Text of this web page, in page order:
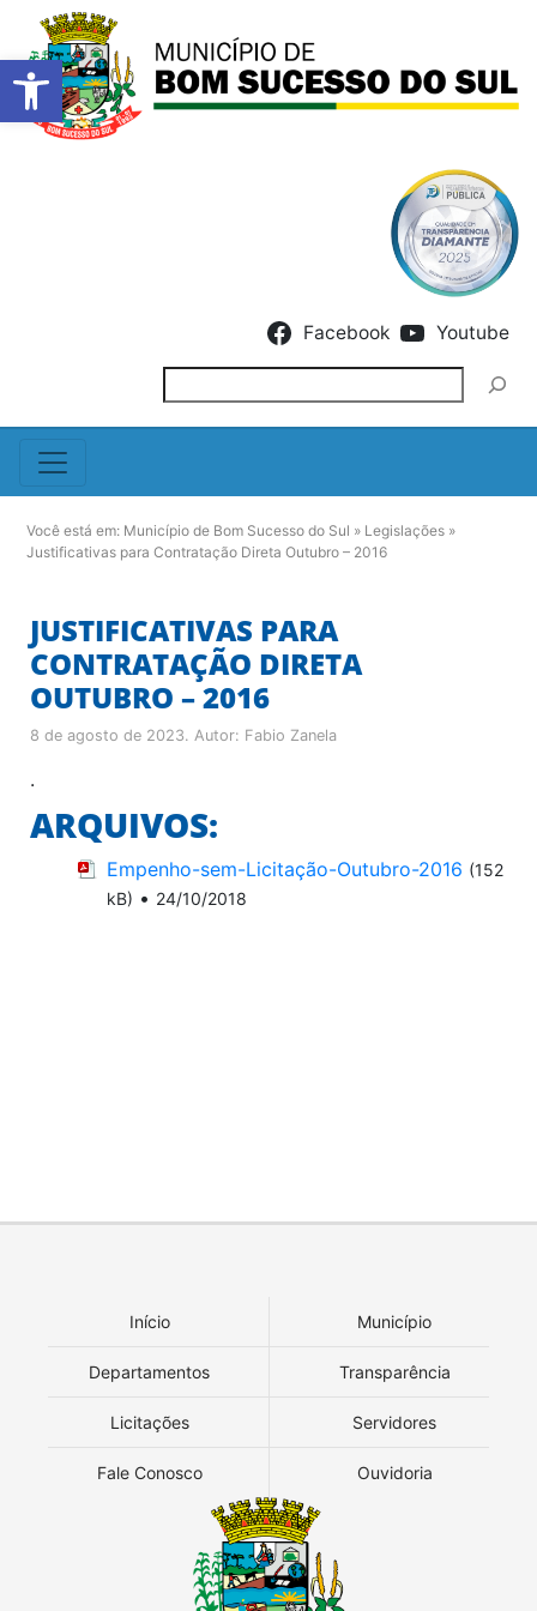
Barra de Ferramentas
Facebook Youtube
Você está em: Município de Bom Sucesso do Sul » Legislações »
Justificativas para Contratação Direta Outubro – 2016
JUSTIFICATIVAS PARA
CONTRATAÇÃO DIRETA
OUTUBRO – 2016
8 de agosto de 2023. Autor: Fabio Zanela
.
ARQUIVOS:
Empenho-sem-Licitação-Outubro-2016 (152
kB) • 24/10/2018
Início Município
Departamentos Transparência
Licitações Servidores
Fale Conosco Ouvidoria